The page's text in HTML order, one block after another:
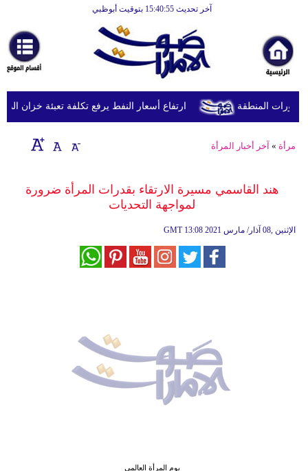
آخر تحديث 15:40:55 بتوقيت أبوظبي
أخبارعاجلة
رياضة
ثقافة
إقتصاد
وموسيقى
ارتفاع أسعار النفط يرفع تكلفة تعبئة خزان الديزل في بريطانيا المنطقة
مرأة » آخر أخبار المرأة
هند القاسمي مسيرة الارتقاء بقدرات المرأة ضرورة
لمواجهة التحديات
GMT 13:08 2021 الإثنين ,08 آذار/ مارس
يوم المرأة العالمي